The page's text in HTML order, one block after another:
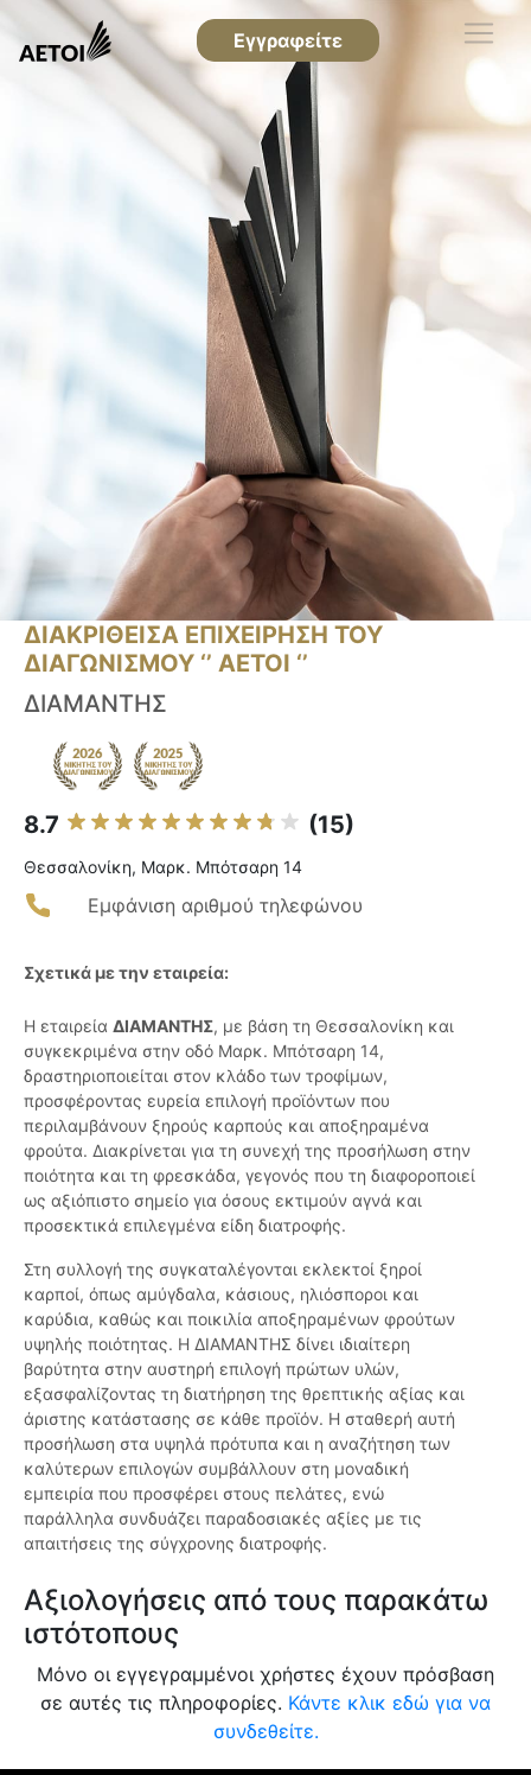
Εγγραφείτε
ΔΙΑΚΡΙΘΕΙΣΑ ΕΠΙΧΕΙΡΗΣΗ ΤΟΥ
ΔΙΑΓΩΝΙΣΜΟΥ ‘’ ΑΕΤΟΙ ‘’
ΔΙΑΜΑΝΤΗΣ
8.7 (15)
Θεσσαλονίκη, Μαρκ. Μπότσαρη 14
Εμφάνιση αριθμού τηλεφώνου
Σχετικά με την εταιρεία:
Η εταιρεία ΔΙΑΜΑΝΤΗΣ, με βάση τη Θεσσαλονίκη και
συγκεκριμένα στην οδό Μαρκ. Μπότσαρη 14,
δραστηριοποιείται στον κλάδο των τροφίμων,
προσφέροντας ευρεία επιλογή προϊόντων που
περιλαμβάνουν ξηρούς καρπούς και αποξηραμένα
φρούτα. Διακρίνεται για τη συνεχή της προσήλωση στην
ποιότητα και τη φρεσκάδα, γεγονός που τη διαφοροποιεί
ως αξιόπιστο σημείο για όσους εκτιμούν αγνά και
προσεκτικά επιλεγμένα είδη διατροφής.
Στη συλλογή της συγκαταλέγονται εκλεκτοί ξηροί
καρποί, όπως αμύγδαλα, κάσιους, ηλιόσποροι και
καρύδια, καθώς και ποικιλία αποξηραμένων φρούτων
υψηλής ποιότητας. Η ΔΙΑΜΑΝΤΗΣ δίνει ιδιαίτερη
βαρύτητα στην αυστηρή επιλογή πρώτων υλών,
εξασφαλίζοντας τη διατήρηση της θρεπτικής αξίας και
άριστης κατάστασης σε κάθε προϊόν. Η σταθερή αυτή
προσήλωση στα υψηλά πρότυπα και η αναζήτηση των
καλύτερων επιλογών συμβάλλουν στη μοναδική
εμπειρία που προσφέρει στους πελάτες, ενώ
παράλληλα συνδυάζει παραδοσιακές αξίες με τις
απαιτήσεις της σύγχρονης διατροφής.
Αξιολογήσεις από τους παρακάτω
ιστότοπους
Μόνο οι εγγεγραμμένοι χρήστες έχουν πρόσβαση
σε αυτές τις πληροφορίες. Κάντε κλικ εδώ για να
συνδεθείτε.